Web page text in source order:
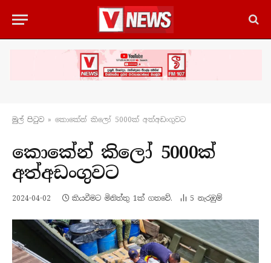
මුල් පිටු​ව » කොකේන් කිලෝ 5000ක් අත්අඩංගුවට
කොකේන් කිලෝ 5000ක්
අත්අඩංගුවට
2024-04-02 කියවීමට මිනිත්තු 1ක් ගතවේ. 5 නැරඹු​ම්